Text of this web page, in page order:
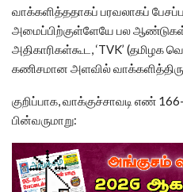
வாக்களித்ததாகப் பரவலாகப்
அமைப்பிற்குள்ளேயே பல ஆண்டுகள்
அதிகாரிகள்கூட, ‘TVK’ (தமிழக
கணிசமான அளவில்
குறிப்பாக, வாக்குச்சாவடி எண்
பின்வருமாறு: